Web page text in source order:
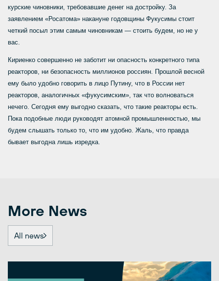
курские чиновники, требовавшие денег на достройку. За
заявлением «Росатома» накануне годовщины Фукусимы стоит
четкий посыл этим самым чиновникам — стоить будем, но не у
вас.
Кириенко совершенно не заботит ни опасность конкретного типа
реакторов, ни безопасность миллионов россиян. Прошлой весной
ему было удобно говорить в лицо Путину, что в России нет
реакторов, аналогичных «фукусимским», так что волноваться
нечего. Сегодня ему выгодно сказать, что такие реакторы есть.
Пока подобные люди руководят атомной промышленностью, мы
будем слышать только то, что им удобно. Жаль, что правда
бывает выгодна лишь изредка.
More News
All news